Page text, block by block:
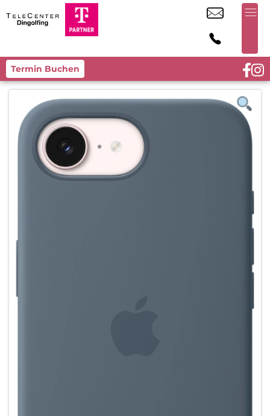
Termin Buchen